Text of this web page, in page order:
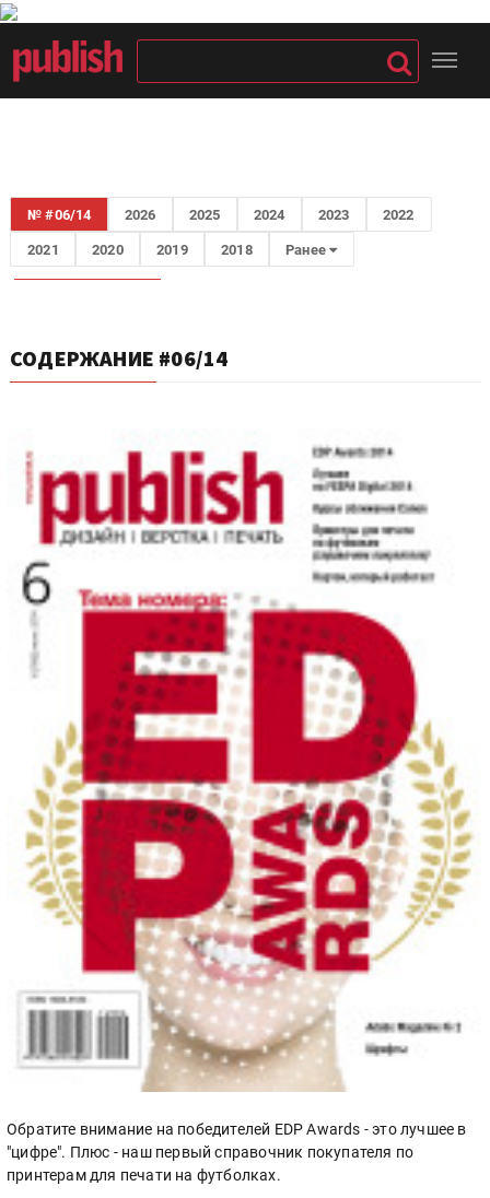
№ #06/14 2026 2025 2024 2023 2022
2021 2020 2019 2018 Ранее
СОДЕРЖАНИЕ #06/14
Обратите внимание на победителей EDP Awards - это лучшее в
"цифре". Плюс - наш первый справочник покупателя по
принтерам для печати на футболках.